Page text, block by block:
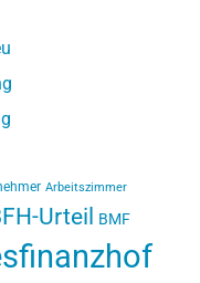
Arbeitszimmer
Urteil BMF